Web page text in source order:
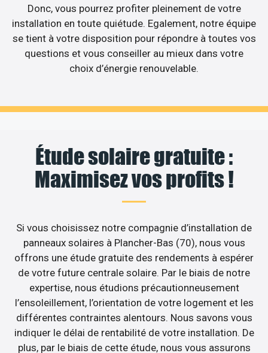
Donc, vous pourrez profiter pleinement de votre
installation en toute quiétude. Egalement, notre équipe
se tient à votre disposition pour répondre à toutes vos
questions et vous conseiller au mieux dans votre
choix d’énergie renouvelable.
Étude solaire gratuite :
Maximisez vos profits !
Si vous choisissez notre compagnie d’installation de
panneaux solaires à Plancher-Bas (70), nous vous
offrons une étude gratuite des rendements à espérer
de votre future centrale solaire. Par le biais de notre
expertise, nous étudions précautionneusement
l’ensoleillement, l’orientation de votre logement et les
différentes contraintes alentours. Nous savons vous
indiquer le délai de rentabilité de votre installation. De
plus, par le biais de cette étude, nous vous assurons